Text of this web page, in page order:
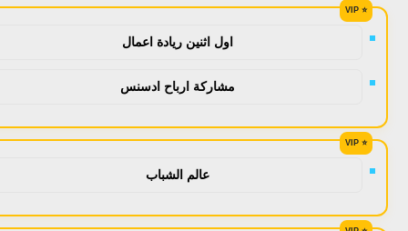
اول اثنين ريادة اعمال
مشاركة ارباح ادسنس
عالم الشباب